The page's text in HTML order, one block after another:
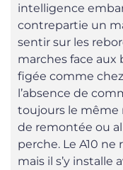
intelligence
contrepartie un
sentir sur les
marches face aux
figée comme
l’absence de
toujours le même
de remontée ou
perche. Le A10
mais il s’y installe